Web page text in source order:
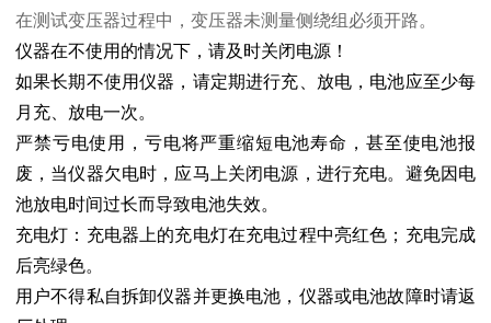
在测试变压器过程中，变压器未测量侧绕组必须开路。
仪器在不使用的情况下，请及时关闭电源！
如果长期不使用仪器，请定期进行充、放电，电池应至少每
月充、放电一次。
严禁亏电使用，亏电将严重缩短电池寿命，甚至使电池报
废，当仪器欠电时，应马上关闭电源，进行充电。避免因电
池放电时间过长而导致电池失效。
充电灯：充电器上的充电灯在充电过程中亮红色；充电完成
后亮绿色。
用户不得私自拆卸仪器并更换电池，仪器或电池故障时请返